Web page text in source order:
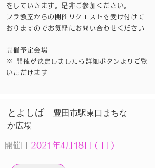
をしていきます。是非ご参加ください。
フラ教室からの開催リクエストを受け付けて
おりますのでお気軽にお問い合わせください
開催予定会場
※ 開催が決定しましたら ​詳細ボタンよりご覧
いただけます
​とよしば 豊田市駅東口まちな
か広場
開催日 2021年4月18日 ( 日 )